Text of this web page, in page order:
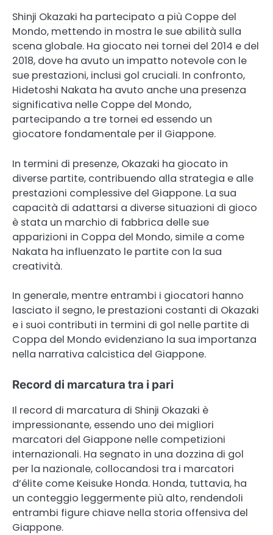
Shinji Okazaki ha partecipato a più Coppe del
Mondo, mettendo in mostra le sue abilità sulla
scena globale. Ha giocato nei tornei del 2014 e del
2018, dove ha avuto un impatto notevole con le
sue prestazioni, inclusi gol cruciali. In confronto,
Hidetoshi Nakata ha avuto anche una presenza
significativa nelle Coppe del Mondo,
partecipando a tre tornei ed essendo un
giocatore fondamentale per il Giappone.
In termini di presenze, Okazaki ha giocato in
diverse partite, contribuendo alla strategia e alle
prestazioni complessive del Giappone. La sua
capacità di adattarsi a diverse situazioni di gioco
è stata un marchio di fabbrica delle sue
apparizioni in Coppa del Mondo, simile a come
Nakata ha influenzato le partite con la sua
creatività.
In generale, mentre entrambi i giocatori hanno
lasciato il segno, le prestazioni costanti di Okazaki
e i suoi contributi in termini di gol nelle partite di
Coppa del Mondo evidenziano la sua importanza
nella narrativa calcistica del Giappone.
Record di marcatura tra i pari
Il record di marcatura di Shinji Okazaki è
impressionante, essendo uno dei migliori
marcatori del Giappone nelle competizioni
internazionali. Ha segnato in una dozzina di gol
per la nazionale, collocandosi tra i marcatori
d’élite come Keisuke Honda. Honda, tuttavia, ha
un conteggio leggermente più alto, rendendoli
entrambi figure chiave nella storia offensiva del
Giappone.